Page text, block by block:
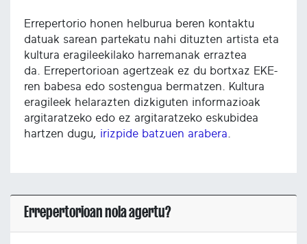
Errepertorio honen helburua beren kontaktu
datuak sarean partekatu nahi dituzten artista eta
kultura eragileekilako harremanak erraztea
da. Errepertorioan agertzeak ez du bortxaz EKE-
ren babesa edo sostengua bermatzen. Kultura
eragileek helarazten dizkiguten informazioak
argitaratzeko edo ez argitaratzeko eskubidea
hartzen dugu, irizpide batzuen arabera.
Errepertorioan nola agertu?